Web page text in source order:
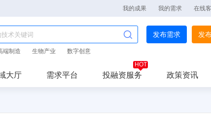
我的成果 我的需求 在线
发布需求 发
端制造 生物产业 数字创意
大厅 需求平台 投融资服务 政策资讯